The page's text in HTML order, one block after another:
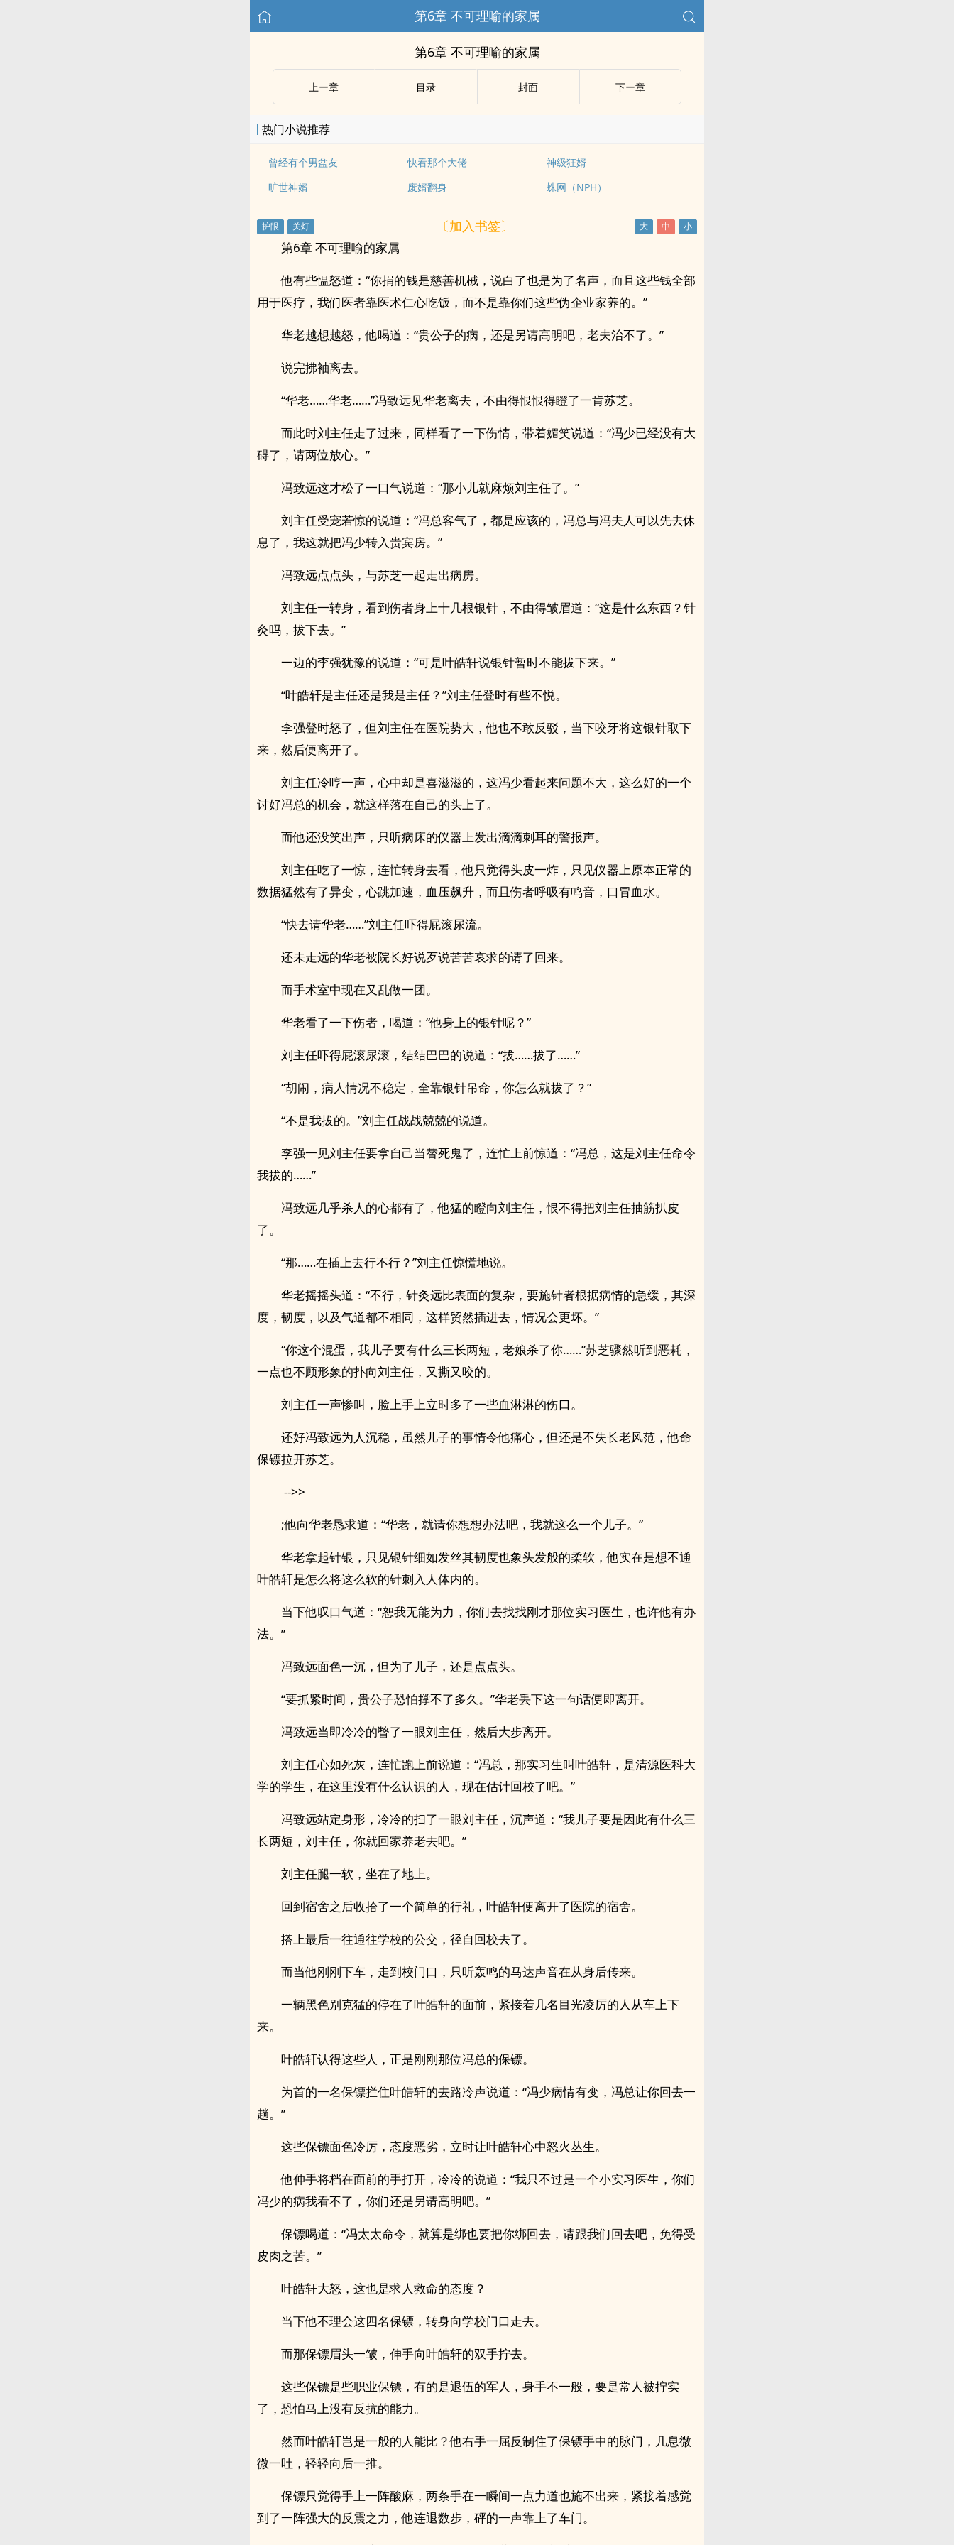
第6章 不可理喻的家属
第6章 不可理喻的家属
上ー章 目录 封面 下ー章
热门小说推荐
曾经有个男盆友 快看那个大佬
神级狂婿
旷世神婿
废婿翻身 蛛网（NPH）
〔加入书签〕
第6章 不可理喻的家属
他有些愠怒道：“你捐的钱是慈善机械，说白了也是为了名声，而且这些钱全部
用于医疗，我们医者靠医术仁心吃饭，而不是靠你们这些伪企业家养的。”
华老越想越怒，他喝道：“贵公子的病，还是另请高明吧，老夫治不了。”
说完拂袖离去。
“华老……华老……”冯致远见华老离去，不由得恨恨得瞪了一肯苏芝。
而此时刘主任走了过来，同样看了一下伤情，带着媚笑说道：“冯少已经没有大
碍了，请两位放心。”
冯致远这才松了一口气说道：“那小儿就麻烦刘主任了。”
刘主任受宠若惊的说道：“冯总客气了，都是应该的，冯总与冯夫人可以先去休
息了，我这就把冯少转入贵宾房。”
冯致远点点头，与苏芝一起走出病房。
刘主任一转身，看到伤者身上十几根银针，不由得皱眉道：“这是什么东西？针
灸吗，拔下去。”
一边的李强犹豫的说道：“可是叶皓轩说银针暂时不能拔下来。”
“叶皓轩是主任还是我是主任？”刘主任登时有些不悦。
李强登时怒了，但刘主任在医院势大，他也不敢反驳，当下咬牙将这银针取下
来，然后便离开了。
刘主任冷哼一声，心中却是喜滋滋的，这冯少看起来问题不大，这么好的一个
讨好冯总的机会，就这样落在自己的头上了。
而他还没笑出声，只听病床的仪器上发出滴滴刺耳的警报声。
刘主任吃了一惊，连忙转身去看，他只觉得头皮一炸，只见仪器上原本正常的
数据猛然有了异变，心跳加速，血压飙升，而且伤者呼吸有鸣音，口冒血水。
“快去请华老……”刘主任吓得屁滚尿流。
还未走远的华老被院长好说歹说苦苦哀求的请了回来。
而手术室中现在又乱做一团。
华老看了一下伤者，喝道：“他身上的银针呢？”
刘主任吓得屁滚尿滚，结结巴巴的说道：“拔……拔了……”
“胡闹，病人情况不稳定，全靠银针吊命，你怎么就拔了？”
“不是我拔的。”刘主任战战兢兢的说道。
李强一见刘主任要拿自己当替死鬼了，连忙上前惊道：“冯总，这是刘主任命令
我拔的……”
冯致远几乎杀人的心都有了，他猛的瞪向刘主任，恨不得把刘主任抽筋扒皮
了。
“那……在插上去行不行？”刘主任惊慌地说。
华老摇摇头道：“不行，针灸远比表面的复杂，要施针者根据病情的急缓，其深
度，韧度，以及气道都不相同，这样贸然​插‎‍进‍去，情况会更坏。”
“你这个混蛋，我儿子要有什么三长两短，老娘杀了你……”苏芝骤然听到恶耗，
一点也不顾形象的扑向刘主任，又撕又咬的。
刘主任一声惨叫，脸上手上立时多了一些血淋淋的伤口。
还好冯致远为人沉稳，虽然儿子的事情令他痛心，但还是不失长老风范，他命
保镖拉开苏芝。
-->>
;他向华老恳求道：“华老，就请你想想办法吧，我就这么一个儿子。”
华老拿起针银，只见银针细如发丝其韧度也象头发般的柔软，他实在是想不通
叶皓轩是怎么将这么软的针刺入人体内的。
当下他叹口气道：“恕我无能为力，你们去找找刚才那位实习医生，也许他有办
法。”
冯致远面色一沉，但为了儿子，还是点点头。
“要抓紧时间，贵公子恐怕撑不了多久。”华老丢下这一句话便即离开。
冯致远当即冷冷的瞥了一眼刘主任，然后大步离开。
刘主任心如死灰，连忙跑上前说道：“冯总，那实习生叫叶皓轩，是清源医科大
学的学生，在这里没有什么认识的人，现在估计回校了吧。”
冯致远站定身形，冷冷的扫了一眼刘主任，沉声道：“我儿子要是因此有什么三
长两短，刘主任，你就回家养老去吧。”
刘主任腿一软，坐在了地上。
回到宿舍之后收拾了一个简单的行礼，叶皓轩便离开了医院的宿舍。
搭上最后一往通往学校的公交，径自回校去了。
而当他刚刚下车，走到校门口，只听轰鸣的马达声音在从身后传来。
一辆黑色别克猛的停在了叶皓轩的面前，紧接着几名目光凌厉的人从车上下
来。
叶皓轩认得这些人，正是刚刚那位冯总的保镖。
为首的一名保镖拦住叶皓轩的去路冷声说道：“冯少病情有变，冯总让你回去一
趟。”
这些保镖面色冷厉，态度恶劣，立时让叶皓轩心中怒火丛生。
他伸手将档在面前的手打开，冷冷的说道：“我只不过是一个小实习医生，你们
冯少的病我看不了，你们还是另请高明吧。”
保镖喝道：“冯太太命令，就算是绑也要把你绑回去，请跟我们回去吧，免得受
皮肉之苦。”
叶皓轩大怒，这也是求人救命的态度？
当下他不理会这四名保镖，转身向学校门口走去。
而那保镖眉头一皱，伸手向叶皓轩的双手拧去。
这些保镖是些职业保镖，有的是退伍的军人，身手不一般，要是常人被拧实
了，恐怕马上没有反抗的能力。
然而叶皓轩岂是一般的人能比？他右手一屈反制住了保镖手中的脉门，几息微
微一吐，轻轻向后一推。
保镖只觉得手上一阵酸麻，两条手在一瞬间一点力道也施不出来，紧接着感觉
到了一阵强大的反震之力，他连退数步，砰的一声靠上了车门。